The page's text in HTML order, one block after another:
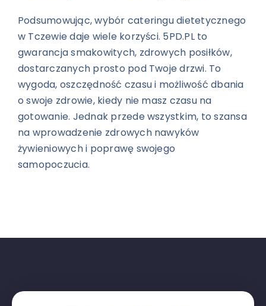
Podsumowując, wybór cateringu dietetycznego
w Tczewie daje wiele korzyści. 5PD.PL to
gwarancja smakowitych, zdrowych posiłków,
dostarczanych prosto pod Twoje drzwi. To
wygoda, oszczędność czasu i możliwość dbania
o swoje zdrowie, kiedy nie masz czasu na
gotowanie. Jednak przede wszystkim, to szansa
na wprowadzenie zdrowych nawyków
żywieniowych i poprawę swojego
samopoczucia.